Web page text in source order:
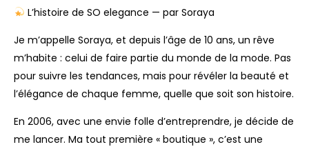
L’histoire de SO elegance — par Soraya
Je m’appelle Soraya, et depuis l’âge de 10 ans, un rêve
m’habite : celui de faire partie du monde de la mode. Pas
pour suivre les tendances, mais pour révéler la beauté et
l’élégance de chaque femme, quelle que soit son histoire.
En 2006, avec une envie folle d’entreprendre, je décide de
me lancer. Ma tout première « boutique », c’est une